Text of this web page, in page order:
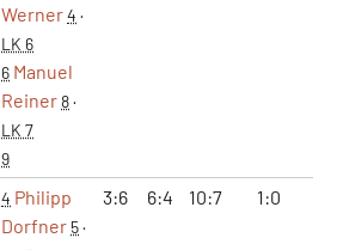
Werner4 ·
LK 6
6 Manuel
Reiner8·
LK 7
9
4 Philipp
Dorfner 5·
3:6 6:4 10:7 1:0